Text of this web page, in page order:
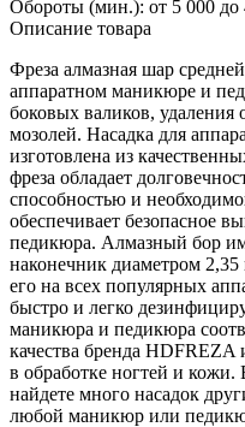
Обороты (мин.): от 5 000 до
Описание товара
Фреза алмазная шар
аппаратном маникюре и
боковых валиков,
мозолей. Насадка для
изготовлена из
фреза обладает
способностью и
обеспечивает безопасное
педикюра. Алмазный бор
наконечник диаметром 2,35
его на всех популярных
быстро и легко
маникюра и педикюра
качества бренда HDFREZA
в обработке ногтей и
найдете много насадок
любой маникюр или